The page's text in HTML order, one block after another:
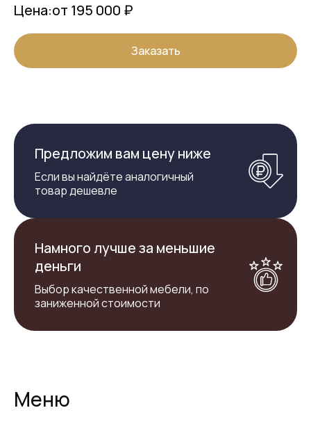
Цена:от 195 000 ₽
Заказать
Предложим вам цену ниже
Если вы найдёте аналогичный
товар дешевле
Намного лучше за меньшие
деньги
Выбор качественной мебели, по
заниженной стоимости
Меню